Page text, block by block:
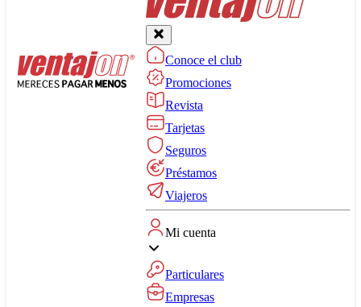
Conoce el club
Promociones
Revista
Tarjetas
Seguros
Préstamos
Viajeros
Mi cuenta
Particulares
Empresas